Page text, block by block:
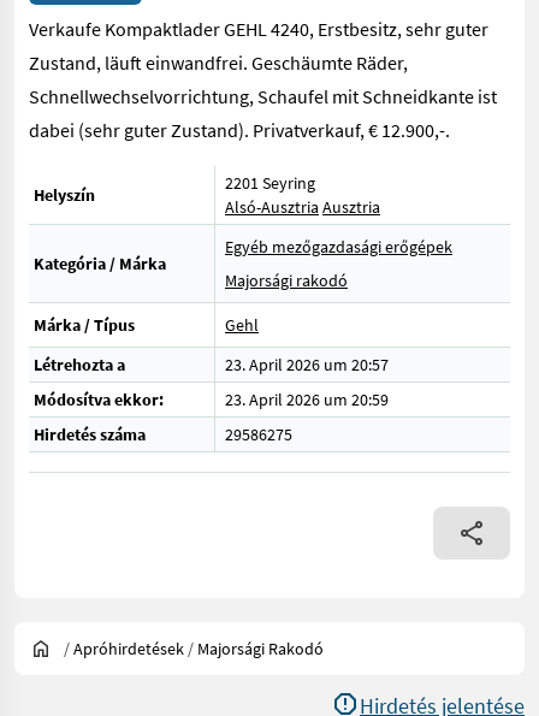
Verkaufe Kompaktlader GEHL 4240, Erstbesitz, sehr guter
Zustand, läuft einwandfrei. Geschäumte Räder,
Schnellwechselvorrichtung, Schaufel mit Schneidkante ist
dabei (sehr guter Zustand). Privatverkauf, € 12.900,-.
Helyszín
2201 Seyring
Alsó-Ausztria Ausztria
Kategória / Márka
Egyéb mezőgazdasági erőgépek
Majorsági rakodó
Márka / Típus
Gehl
Létrehozta a
23. April 2026 um 20:57
Módosítva ekkor:
23. April 2026 um 20:59
Hirdetés száma
29586275
/Apróhirdetések / Majorsági Rakodó
Hirdetés jelentése